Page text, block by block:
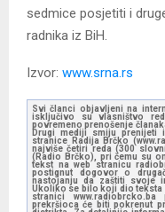
sedmice posjetiti i
radnika iz BiH.
Izvor: www.srna.rs
Svi članci objavljeni na
isključivo su vlasništvo
povremeno prenošenje
Drugi mediji smiju prenijeti
stranice Radija Brčko
najviše četiri reda (300
(Radio Brčko), pri čemu su
tekst na web stranicu
postignut dogovor o
nastojanju da zaštiti svoje
Ukoliko se bilo koji dio teksta
stranici
prekršioca će biti pokrenut